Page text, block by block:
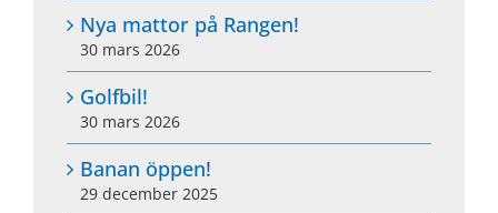
Nya mattor på Rangen!
30 mars 2026
Golfbil!
30 mars 2026
Banan öppen!
29 december 2025